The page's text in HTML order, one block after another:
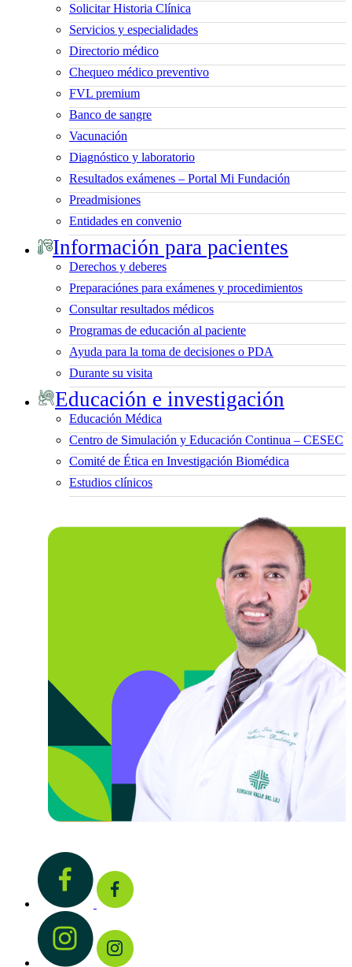
Solicitar Historia Clínica
Servicios y especialidades
Directorio médico
Chequeo médico preventivo
FVL premium
Banco de sangre
Vacunación
Diagnóstico y laboratorio
Resultados exámenes – Portal Mi Fundación
Preadmisiones
Entidades en convenio
Información para pacientes
Derechos y deberes
Preparaciónes para exámenes y procedimientos
Consultar resultados médicos
Programas de educación al paciente
Ayuda para la toma de decisiones o PDA
Durante su visita
Educación e investigación
Educación Médica
Centro de Simulación y Educación Continua – CESEC
Comité de Ética en Investigación Biomédica
Estudios clínicos